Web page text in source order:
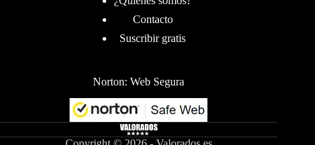
Contacto
Suscribir gratis
Norton: Web Segura